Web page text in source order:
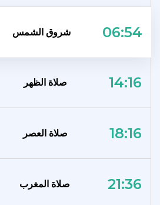
شروق الشمس 06:54
صلاة الظهر 14:16
صلاة العصر 18:16
صلاة المغرب 21:36